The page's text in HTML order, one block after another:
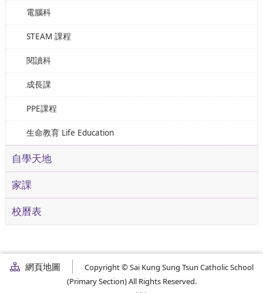
電腦科
STEAM 課程
閱讀科
成長課
PPE課程
生命教育 Life Education
自學天地
家課
校曆表
網頁地圖
Copyright © Sai Kung Sung Tsun Catholic School
(Primary Section) All Rights Reserved.